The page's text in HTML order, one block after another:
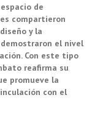
de
compartieron
y la
el nivel
Con este tipo
reafirma su
promueve la
con el